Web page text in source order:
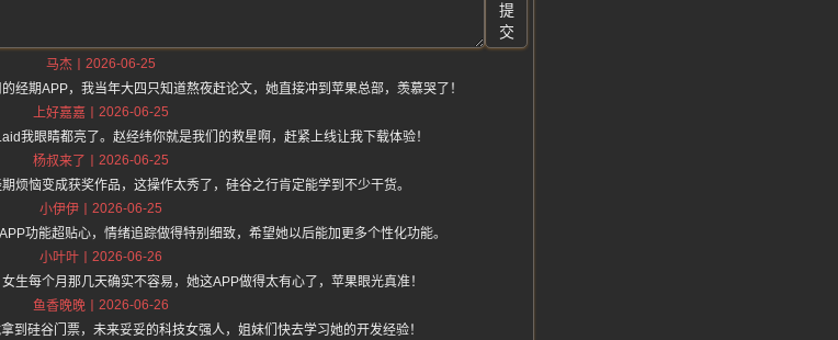
提
交
马杰
2026-06-25
经期APP，我当年大四只知道熬夜赶论文，她直接冲到苹果总部，羡慕哭了！
上好嘉嘉
2026-06-25
我眼睛都亮了。赵经纬你就是我们的救星啊，赶紧上线让我下载体验！
杨叔来了
2026-06-25
烦恼变成获奖作品，这操作太秀了，硅谷之行肯定能学到不少干货。
小伊伊
2026-06-25
功能超贴心，情绪追踪做得特别细致，希望她以后能加更多个性化功能。
小叶叶
2026-06-26
生每个月那几天确实不容易，她这APP做得太有心了，苹果眼光真准！
鱼香晚晚
2026-06-26
到硅谷门票，未来妥妥的科技女强人，姐妹们快去学习她的开发经验！